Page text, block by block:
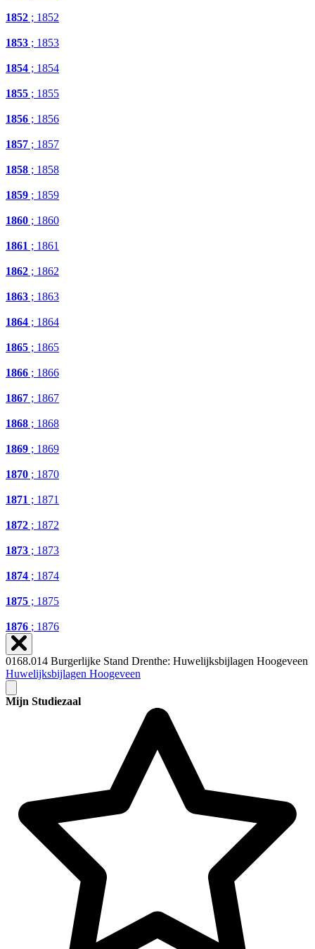
1852 ; 1852
1853 ; 1853
1854 ; 1854
1855 ; 1855
1856 ; 1856
1857 ; 1857
1858 ; 1858
1859 ; 1859
1860 ; 1860
1861 ; 1861
1862 ; 1862
1863 ; 1863
1864 ; 1864
1865 ; 1865
1866 ; 1866
1867 ; 1867
1868 ; 1868
1869 ; 1869
1870 ; 1870
1871 ; 1871
1872 ; 1872
1873 ; 1873
1874 ; 1874
1875 ; 1875
1876 ; 1876
0168.014 Burgerlijke Stand Drenthe: Huwelijksbijlagen Hoogeveen
Huwelijksbijlagen Hoogeveen
Mijn Studiezaal